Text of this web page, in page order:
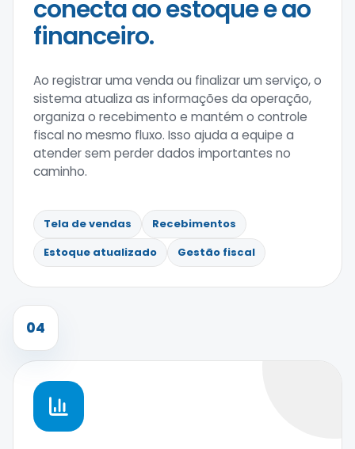
conecta ao estoque e ao
financeiro.
Ao registrar uma venda ou finalizar um serviço, o
sistema atualiza as informações da operação,
organiza o recebimento e mantém o controle
fiscal no mesmo fluxo. Isso ajuda a equipe a
atender sem perder dados importantes no
caminho.
Tela de vendas
Recebimentos
Estoque atualizado
Gestão fiscal
04